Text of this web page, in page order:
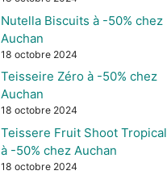
Nutella Biscuits à -50% chez
Auchan
18 octobre 2024
Teisseire Zéro à -50% chez
Auchan
18 octobre 2024
Teissere Fruit Shoot Tropical
à -50% chez Auchan
18 octobre 2024